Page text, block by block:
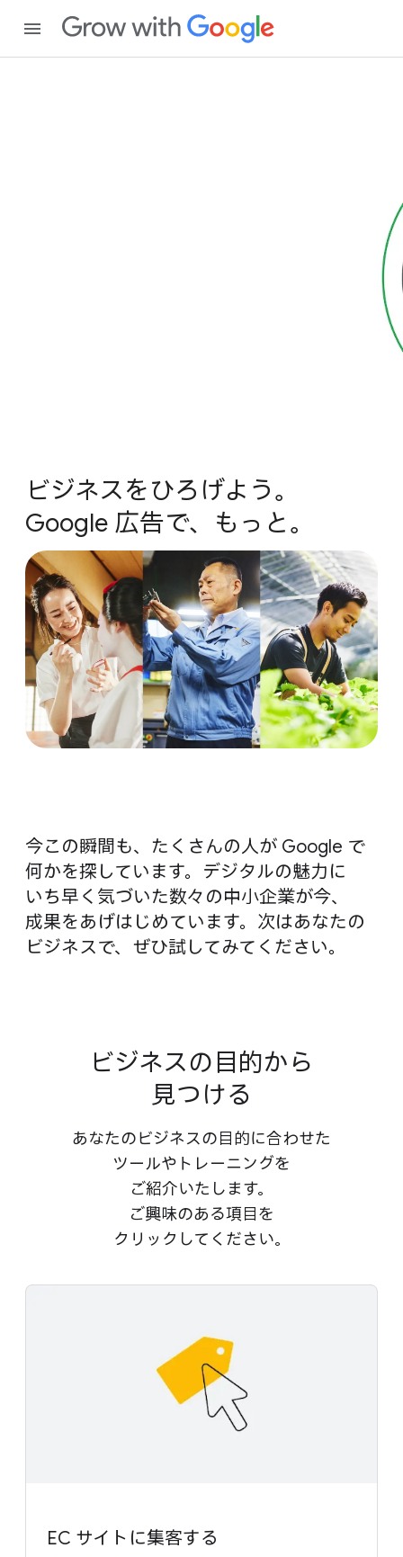
ビジネスを​ひろげよう。​
Google 広告で、​もっと。
今​この​瞬間も、​たくさんの​人が Google で​
何かを​探しています。​デジタルの​魅力に​
いち早く​気づいた​数々の​中小企業が​今、​
成果を​あげ​はじめています。​次は​あなたの​
ビジネスで、​ぜひ試してみてください。
ビジネスの​目的から​
見つける
あなたの​ビジネスの​目的に​合わせた​
ツールや​トレーニングを​
ご紹介いたします。
ご興味の​ある​項目を​
クリックしてください。
EC サイトに​集客する